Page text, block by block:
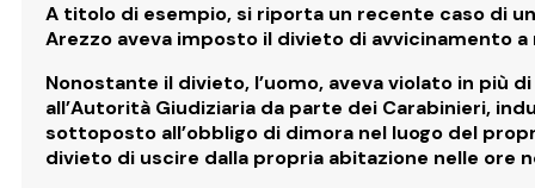
A titolo di esempio, si riporta un recente caso di
Arezzo aveva imposto il divieto di avvicinamento
Nonostante il divieto, l’uomo, aveva violato in
all’Autorità Giudiziaria da parte dei Carabinieri,
sottoposto all’obbligo di dimora nel luogo del
divieto di uscire dalla propria abitazione nelle ore